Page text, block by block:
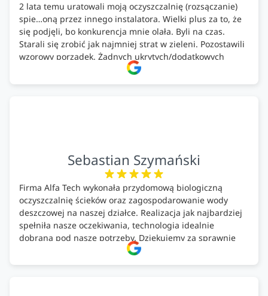
2 lata temu uratowali moją oczyszczalnię (rozsączanie)
spie…oną przez innego instalatora. Wielki plus za to, że
się podjęli, bo konkurencja mnie olała. Byli na czas.
Starali się zrobić jak najmniej strat w zieleni. Pozostawili
wzorowy porządek. Żadnych ukrytych/dodatkowych
kosztów. Zaskoczenie. Kontakt bardzo OK. Obsługa
pomontażowa również OK. A ich środki do oczyszczalni –
Sebastian Szymański
Firma Alfa Tech wykonała przydomową biologiczną
oczyszczalnię ścieków oraz zagospodarowanie wody
deszczowej na naszej działce. Realizacja jak najbardziej
spełniła nasze oczekiwania, technologia idealnie
dobrana pod nasze potrzeby. Dziękujemy za sprawnie
wykonany montaż w świetnej atmosferze! Polecam!